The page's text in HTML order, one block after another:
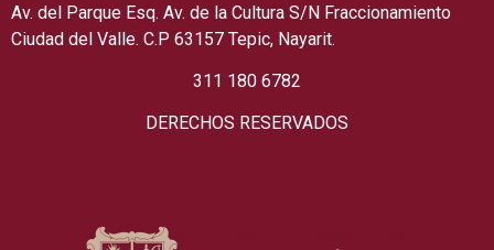
Av. del Parque Esq. Av. de la Cultura S/N Fraccionamiento
Ciudad del Valle. C.P 63157 Tepic, Nayarit.
311 180 6782
DERECHOS RESERVADOS